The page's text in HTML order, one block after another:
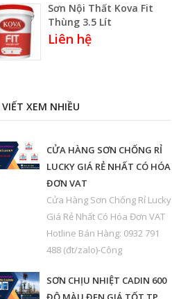
Sơn Nội Thất Kova Fit
Thùng 3.5 Lít
Liên hệ
VIẾT XEM NHIỀU
CỬA HÀNG SƠN CHỐNG RỈ
LUCKY GIÁ RẺ NHẤT CÓ HÓA
ĐƠN VAT
Cửa Hàng Sơn Chống Rỉ Lucky
Giá Rẻ Nhất Có Hóa Đơn VAT
Hotline Bán Hàng: 0932 791
488 (đt/zalo)-Công
SƠN CHỊU NHIỆT CADIN 600